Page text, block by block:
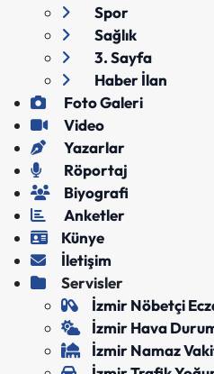
Spor
Sağlık
3. Sayfa
Haber İlan
Foto Galeri
Video
Yazarlar
Röportaj
Biyografi
Anketler
Künye
İletişim
Servisler
İzmir Nöbetçi
İzmir Hava
İzmir Namaz